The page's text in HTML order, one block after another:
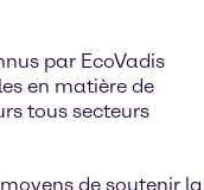
par EcoVadis
en matière de
tous secteurs
de soutenir la